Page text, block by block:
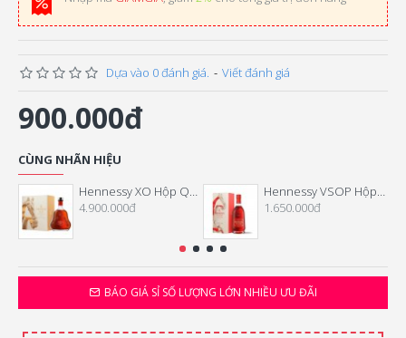
Dựa vào 0 đánh giá. - Viết đánh giá
900.000đ
BÁO GIÁ SỈ SỐ LƯỢNG LỚN NHIỀU ƯU ĐÃI
CÙNG NHÃN HIỆU
Hennessy XO Hộp Quà Tết 2026
4.900.000đ
Hennessy VSOP Hộp Quà Tết 2026
1.650.000đ